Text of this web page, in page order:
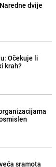
dvije
Očekuje li
krah?
sramota